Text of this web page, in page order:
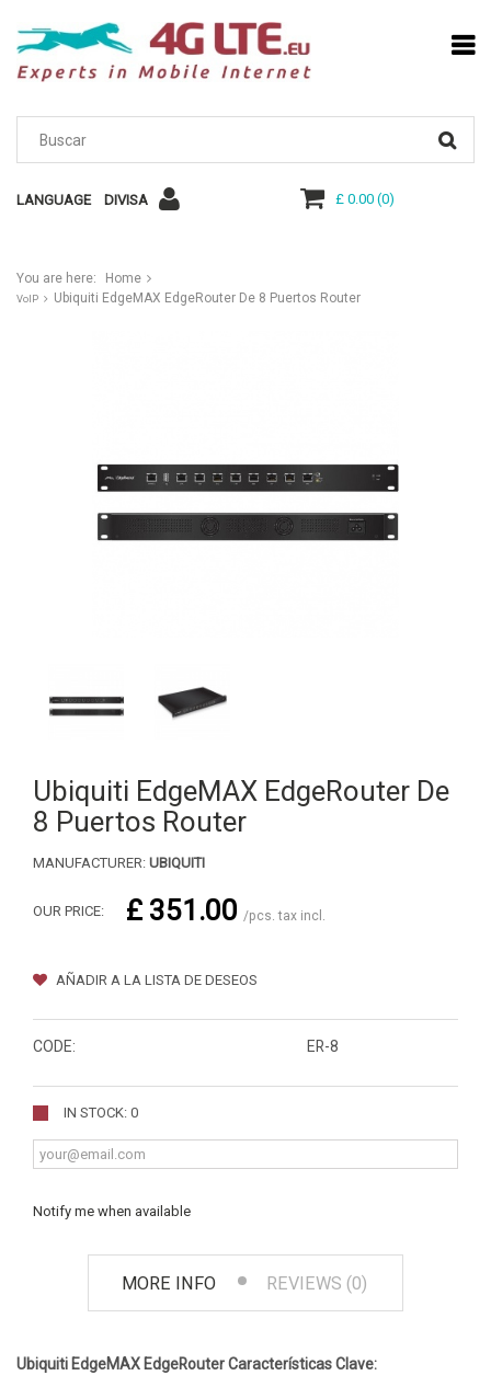
LANGUAGE DIVISA £ 0.00(0)
You are here: Home
VoIP Ubiquiti EdgeMAX EdgeRouter De 8 Puertos Router
Ubiquiti EdgeMAX EdgeRouter De
8 Puertos Router
MANUFACTURER: UBIQUITI
OUR PRICE: £ 351.00 /pcs. tax incl.
AÑADIR A LA LISTA DE DESEOS
CODE: ER-8
IN STOCK: 0
Notify me when available
MORE INFO REVIEWS (0)
Ubiquiti EdgeMAX EdgeRouter Características Clave: